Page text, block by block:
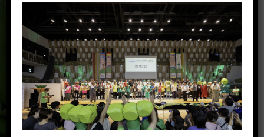
ルール説明
ご協賛受付
お問い合せ